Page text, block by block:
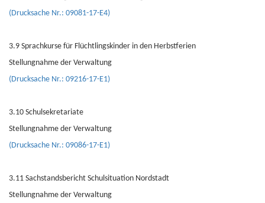
(Drucksache Nr.: 09081-17-E4)
3.9 Sprachkurse für Flüchtlingskinder in den Herbstferien
Stellungnahme der Verwaltung
(Drucksache Nr.: 09216-17-E1)
3.10 Schulsekretariate
Stellungnahme der Verwaltung
(Drucksache Nr.: 09086-17-E1)
3.11 Sachstandsbericht Schulsituation Nordstadt
Stellungnahme der Verwaltung